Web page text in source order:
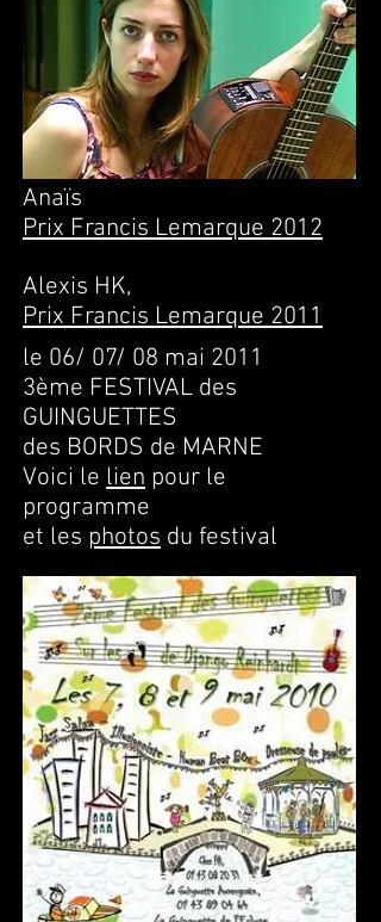
Anaïs
Prix Francis Lemarque 2012
Alexis HK,
Prix Francis Lemarque 2011
le 06/ 07/ 08 mai 2011
3ème FESTIVAL des
GUINGUETTES
des BORDS de MARNE
Voici le lien pour le
programme
et les photos du festival